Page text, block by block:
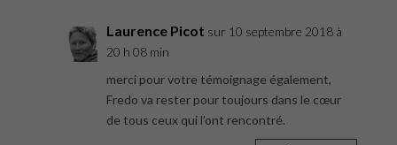
Laurence Picot sur 10 septembre 2018 à
20 h 08 min
merci pour votre témoignage également,
Fredo va rester pour toujours dans le cœur
de tous ceux qui l’ont rencontré.